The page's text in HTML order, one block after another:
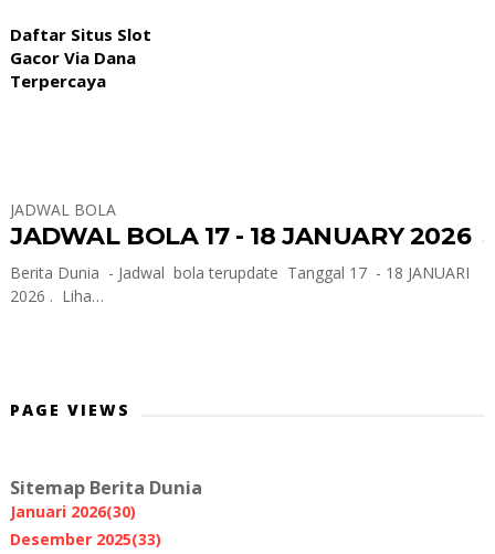
Daftar Situs Slot
Gacor Via Dana
Terpercaya
JADWAL BOLA
JADWAL BOLA 17 - 18 JANUARY 2026
Berita Dunia - Jadwal bola terupdate Tanggal 17 - 18 JANUARI
2026 . Liha…
PAGE VIEWS
Sitemap Berita Dunia
Januari 2026(30)
Desember 2025(33)